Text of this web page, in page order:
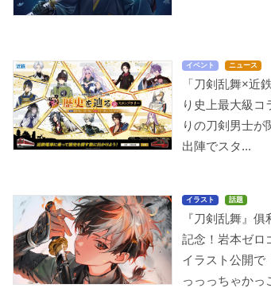
イベント ニュース
「刀剣乱舞×近
り史上最大級コ
りの刀剣男士が
出陣でスタ...
イラスト 話題
『刀剣乱舞』
記念！岩本ゼロ
イラスト公開で
っっっちゃかっ